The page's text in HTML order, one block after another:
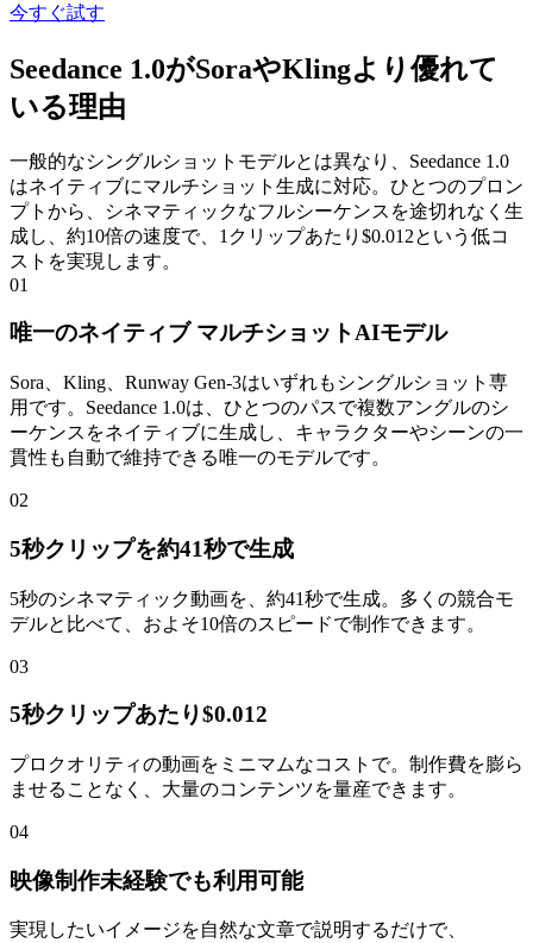
今すぐ試す
Seedance 1.0がSoraやKlingより優れて
いる理由
一般的なシングルショットモデルとは異なり、Seedance 1.0
はネイティブにマルチショット生成に対応。ひとつのプロン
プトから、シネマティックなフルシーケンスを途切れなく生
成し、約10倍の速度で、1クリップあたり$0.012という低コ
ストを実現します。
01
唯一のネイティブ マルチショットAIモデル
Sora、Kling、Runway Gen-3はいずれもシングルショット専
用です。Seedance 1.0は、ひとつのパスで複数アングルのシ
ーケンスをネイティブに生成し、キャラクターやシーンの一
貫性も自動で維持できる唯一のモデルです。
02
5秒クリップを約41秒で生成
5秒のシネマティック動画を、約41秒で生成。多くの競合モ
デルと比べて、およそ10倍のスピードで制作できます。
03
5秒クリップあたり$0.012
プロクオリティの動画をミニマムなコストで。制作費を膨ら
ませることなく、大量のコンテンツを量産できます。
04
映像制作未経験でも利用可能
実現したいイメージを自然な文章で説明するだけで、